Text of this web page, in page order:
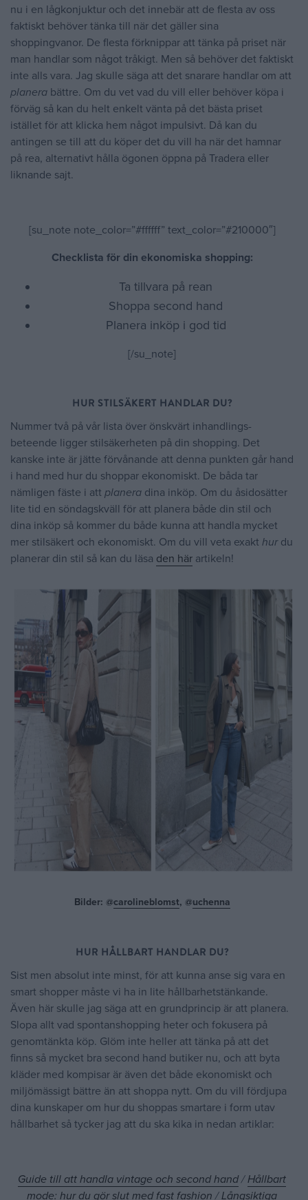
nu i en lågkonjuktur och det innebär att de flesta av oss
faktiskt behöver tänka till när det gäller sina
shoppingvanor. De flesta förknippar att tänka på priset när
man handlar som något tråkigt. Men så behöver det faktiskt
inte alls vara. Jag skulle säga att det snarare handlar om att
planera bättre. Om du vet vad du vill eller behöver köpa i
förväg så kan du helt enkelt vänta på det bästa priset
istället för att klicka hem något impulsivt. Då kan du
antingen se till att du köper det du vill ha när det hamnar
på rea, alternativt hålla ögonen öppna på Tradera eller
liknande sajt.
[su_note note_color=”#ffffff” text_color=”#210000″]
Checklista för din ekonomiska shopping:
Ta tillvara på rean
Shoppa second hand
Planera inköp i god tid
[/su_note]
HUR STILSÄKERT HANDLAR DU?
Nummer två på vår lista över önskvärt inhandlings-
beteende ligger stilsäkerheten på din shopping. Det
kanske inte är jätte förvånande att denna punkten går hand
i hand med hur du shoppar ekonomiskt. De båda tar
nämligen fäste i att planera dina inköp. Om du åsidosätter
lite tid en söndagskväll för att planera både din stil och
dina inköp så kommer du både kunna att handla mycket
mer stilsäkert och ekonomiskt. Om du vill veta exakt hurdu
planerar din stil så kan du läsa den här artikeln!
Bilder: @carolineblomst, @uchenna
HUR HÅLLBART HANDLAR DU?
Sist men absolut inte minst, för att kunna anse sig vara en
smart shopper måste vi ha in lite hållbarhetstänkande.
Även här skulle jag säga att en grundprincip är att planera.
Slopa allt vad spontanshopping heter och fokusera på
genomtänkta köp. Glöm inte heller att tänka på att det
finns så mycket bra second hand butiker nu, och att byta
kläder med kompisar är även det både ekonomiskt och
miljömässigt bättre än att shoppa nytt. Om du vill fördjupa
dina kunskaper om hur du shoppas smartare i form utav
hållbarhet så tycker jag att du ska kika in nedan artiklar:
Guide till att handla vintage och second hand/Hållbart
mode: hur du gör slut med fast fashion /Långsiktiga